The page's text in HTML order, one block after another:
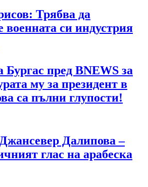
Трябва да
военната си индустрия
Бургас пред BNEWS за
му за президент в
са пълни глупости!
Далипова –
глас на арабеска